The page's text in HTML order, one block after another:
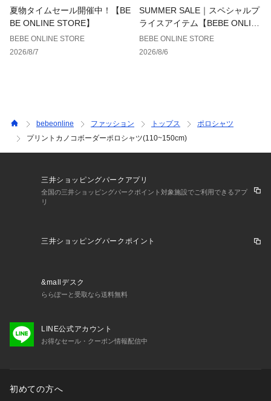
【Polishless】
ラフなのにキレイ、作りこみすぎない洗練された今をトータル
コーデで提案。
子どもからオトナへのnext stageに向けたトレンド感と上品さ
を取り入れた今どきchic style。
夏物タイムセール開催中！【BE
BE ONLINE STORE】
BEBE ONLINE STORE
2026/8/7
SUMMER SALE｜スペシャルプ
ライスアイテム【BEBE ONLIN
E STORE】
BEBE ONLINE STORE
2026/8/6
bebeonline ファッション トップス
ポロシャツ
プリントカノコボーダーポロシャツ(110~150cm)
三井ショッピングパークアプリ
全国の三井ショッピングパークポイント対象施設でご利用できるアプ
リ
三井ショッピングパークポイント
&mallデスク
ららぽーと受取なら送料無料
LINE公式アカウント
お得なセール・クーポン情報配信中
初めての方へ